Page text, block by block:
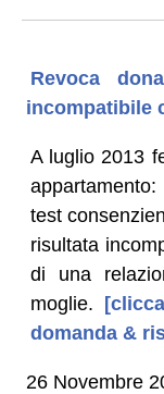
Revoca
incompatibile
A luglio 2013
test
risultata
di una
moglie.
domanda &
26 Novembre